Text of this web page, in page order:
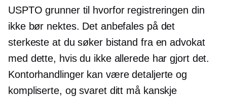
USPTO grunner til hvorfor registreringen din
ikke bør nektes. Det anbefales på det
sterkeste at du søker bistand fra en advokat
med dette, hvis du ikke allerede har gjort det.
Kontorhandlinger kan være detaljerte og
kompliserte, og svaret ditt må kanskje